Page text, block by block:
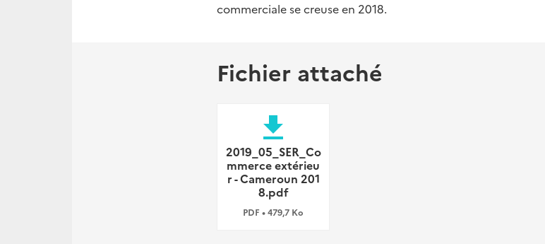
commerciale se creuse en 2018.
Fichier attaché
file_download
2019_05_SER_Co
mmerce extérieu
r - Cameroun 201
8.pdf
PDF • 479,7 Ko